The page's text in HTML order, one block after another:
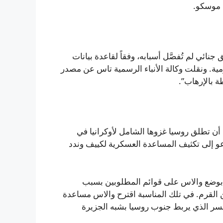
موسكو.
لم تُفصَّل أسبابه، وفقاً لقاعدة بيانات
ونقلت وكالة الأنباء الرسمية تاس عن مصدر
بالإرهاب”.
وزير الدفاع البريطاني من 2019 — قبل أن تطلق روسيا غزوها الشامل لأوكرانيا في
ظل يدعو إلى تكثيف المساعدة العسكرية لكييف وندد
والاس على قوائم المطلوبين بسبب
في تلك المناسبة اقترح والاس مساعدة
الذي يربط جنوب روسيا بشبه الجزيرة